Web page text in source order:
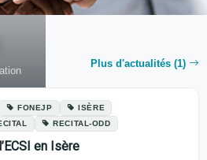
Plus d'actualités (1)
FONEJP
ISÈRE
RECITAL-ODD
en Isère